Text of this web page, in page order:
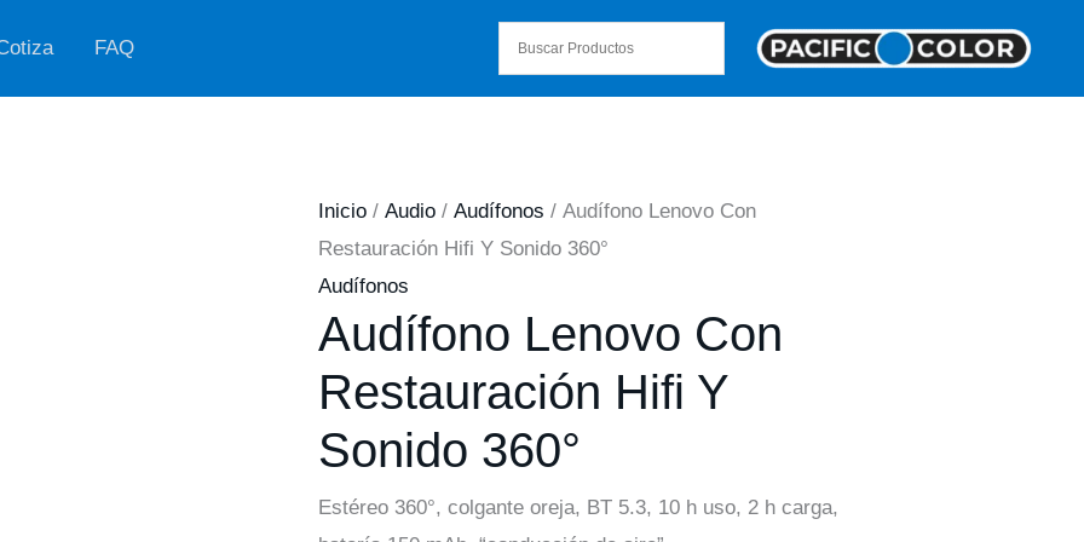
FAQ
Inicio/ Audio/ Audífonos / Audífono Lenovo Con
Restauración Hifi Y Sonido 360°
Audífonos
Audífono Lenovo Con
Restauración Hifi Y
Sonido 360°
Estéreo 360°, colgante oreja, BT 5.3, 10 h uso, 2 h carga,